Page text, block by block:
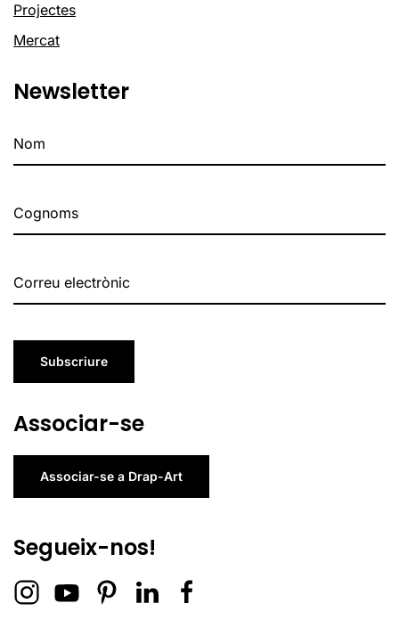
Projectes
Mercat
Newsletter
Subscriure
Associar-se
Associar-se a Drap-Art
Segueix-nos!